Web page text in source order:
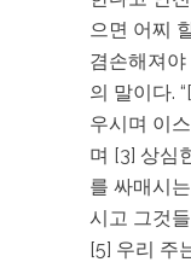
으면 어찌
겸손해져
의 말이다.
우시며 이
며 [3] 상심
를 싸매시
시고 그것
[5] 우리 주